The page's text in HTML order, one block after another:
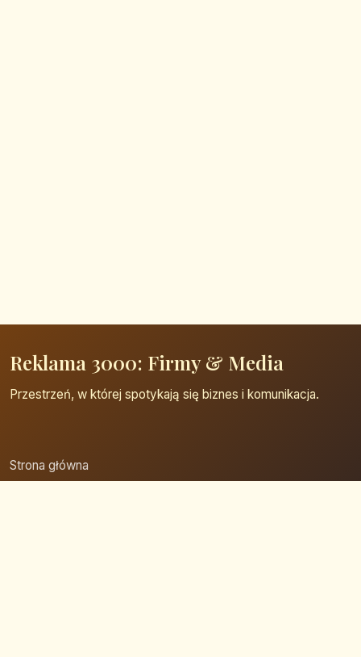
Reklama 3000: Firmy & Media
Przestrzeń, w której spotykają się biznes i komunikacja.
Strona główna